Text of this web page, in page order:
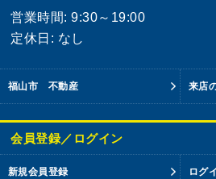
営業時間: 9:30～19:00
定休日: なし
福山市 不動産 来店
会員登録／ログイン
新規会員登録 ログ